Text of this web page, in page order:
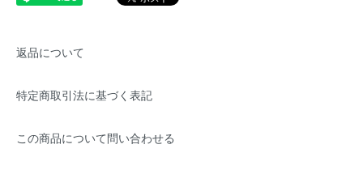
返品について
特定商取引法に基づく表記
この商品について問い合わせる